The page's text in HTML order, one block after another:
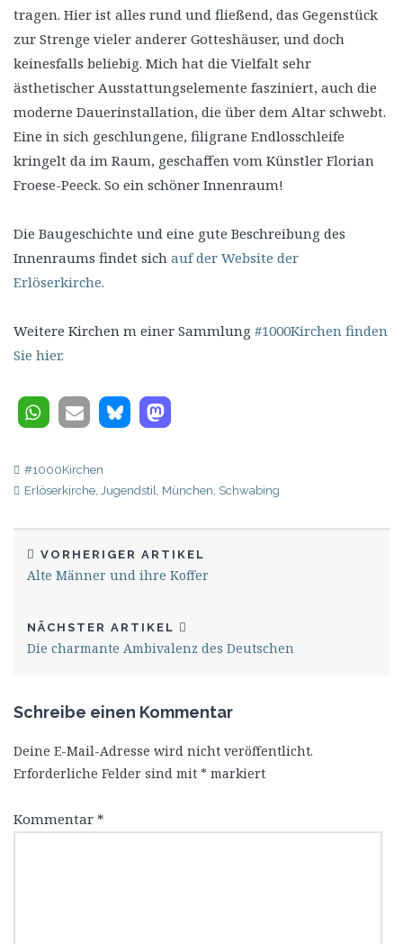
tragen. Hier ist alles rund und fließend, das Gegenstück
zur Strenge vieler anderer Gotteshäuser, und doch
keinesfalls beliebig. Mich hat die Vielfalt sehr
ästhetischer Ausstattungselemente fasziniert, auch die
moderne Dauerinstallation, die über dem Altar schwebt.
Eine in sich geschlungene, filigrane Endlosschleife
kringelt da im Raum, geschaffen vom Künstler Florian
Froese-Peeck. So ein schöner Innenraum!
Die Baugeschichte und eine gute Beschreibung des
Innenraums findet sich auf der Website der
Erlöserkirche.
Weitere Kirchen m einer Sammlung #1000Kirchen finden
Sie hier.
#1000Kirchen
Erlöserkirche Jugendstil München Schwabing
VORHERIGER ARTIKEL
Alte Männer und ihre Koffer
NÄCHSTER ARTIKEL
Die charmante Ambivalenz des Deutschen
Schreibe einen Kommentar
Deine E-Mail-Adresse wird nicht veröffentlicht.
Erforderliche Felder sind mit * markiert
Kommentar *